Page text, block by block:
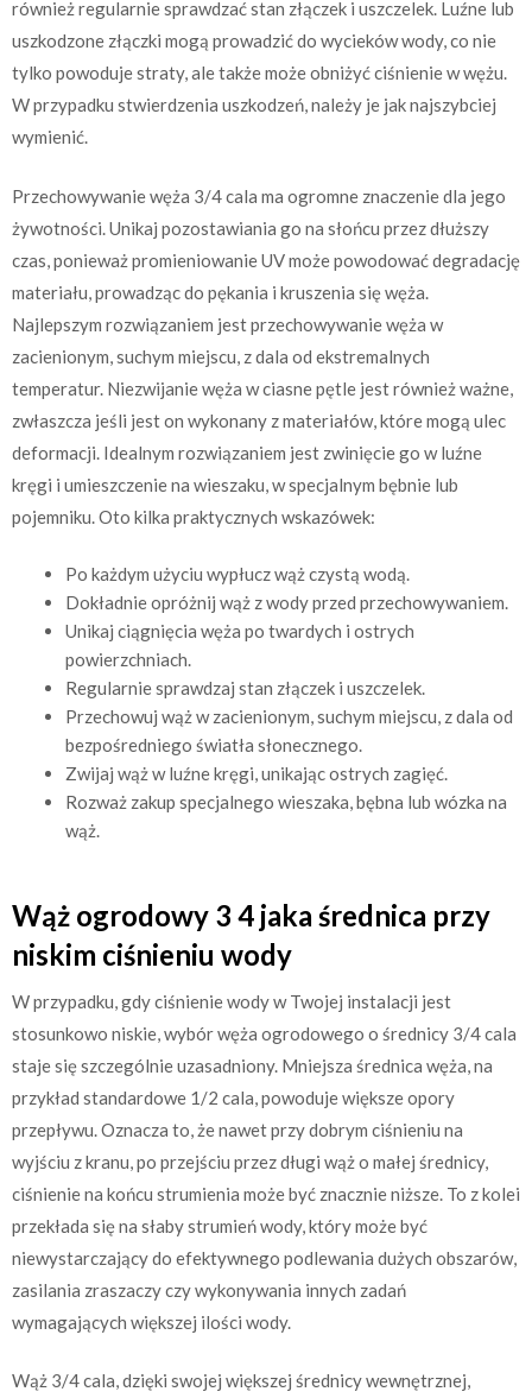
również regularnie sprawdzać stan złączek i uszczelek. Luźne lub
uszkodzone złączki mogą prowadzić do wycieków wody, co nie
tylko powoduje straty, ale także może obniżyć ciśnienie w wężu.
W przypadku stwierdzenia uszkodzeń, należy je jak najszybciej
wymienić.
Przechowywanie węża 3/4 cala ma ogromne znaczenie dla jego
żywotności. Unikaj pozostawiania go na słońcu przez dłuższy
czas, ponieważ promieniowanie UV może powodować degradację
materiału, prowadząc do pękania i kruszenia się węża.
Najlepszym rozwiązaniem jest przechowywanie węża w
zacienionym, suchym miejscu, z dala od ekstremalnych
temperatur. Niezwijanie węża w ciasne pętle jest również ważne,
zwłaszcza jeśli jest on wykonany z materiałów, które mogą ulec
deformacji. Idealnym rozwiązaniem jest zwinięcie go w luźne
kręgi i umieszczenie na wieszaku, w specjalnym bębnie lub
pojemniku. Oto kilka praktycznych wskazówek:
Po każdym użyciu wypłucz wąż czystą wodą.
Dokładnie opróżnij wąż z wody przed przechowywaniem.
Unikaj ciągnięcia węża po twardych i ostrych
powierzchniach.
Regularnie sprawdzaj stan złączek i uszczelek.
Przechowuj wąż w zacienionym, suchym miejscu, z dala od
bezpośredniego światła słonecznego.
Zwijaj wąż w luźne kręgi, unikając ostrych zagięć.
Rozważ zakup specjalnego wieszaka, bębna lub wózka na
wąż.
Wąż ogrodowy 3 4 jaka średnica przy
niskim ciśnieniu wody
W przypadku, gdy ciśnienie wody w Twojej instalacji jest
stosunkowo niskie, wybór węża ogrodowego o średnicy 3/4 cala
staje się szczególnie uzasadniony. Mniejsza średnica węża, na
przykład standardowe 1/2 cala, powoduje większe opory
przepływu. Oznacza to, że nawet przy dobrym ciśnieniu na
wyjściu z kranu, po przejściu przez długi wąż o małej średnicy,
ciśnienie na końcu strumienia może być znacznie niższe. To z kolei
przekłada się na słaby strumień wody, który może być
niewystarczający do efektywnego podlewania dużych obszarów,
zasilania zraszaczy czy wykonywania innych zadań
wymagających większej ilości wody.
Wąż 3/4 cala, dzięki swojej większej średnicy wewnętrznej,